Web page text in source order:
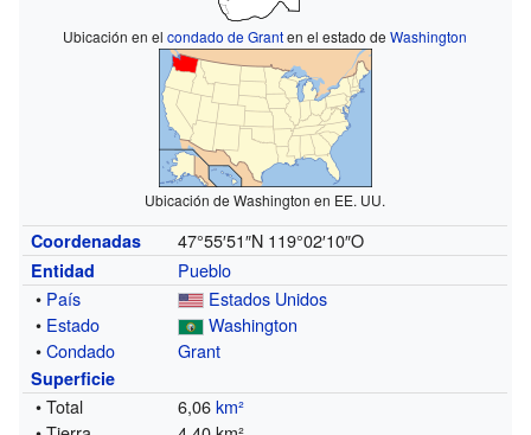
Ubicación en elcondado de Granten el estado deWashington
Ubicación de Washington en EE. UU.
Coordenadas 47°55′51″N 119°02′10″O
Entidad
Pueblo
• País
Estados Unidos
• Estado
Washington
•Condado Grant
Superficie
• Total 6,06km²